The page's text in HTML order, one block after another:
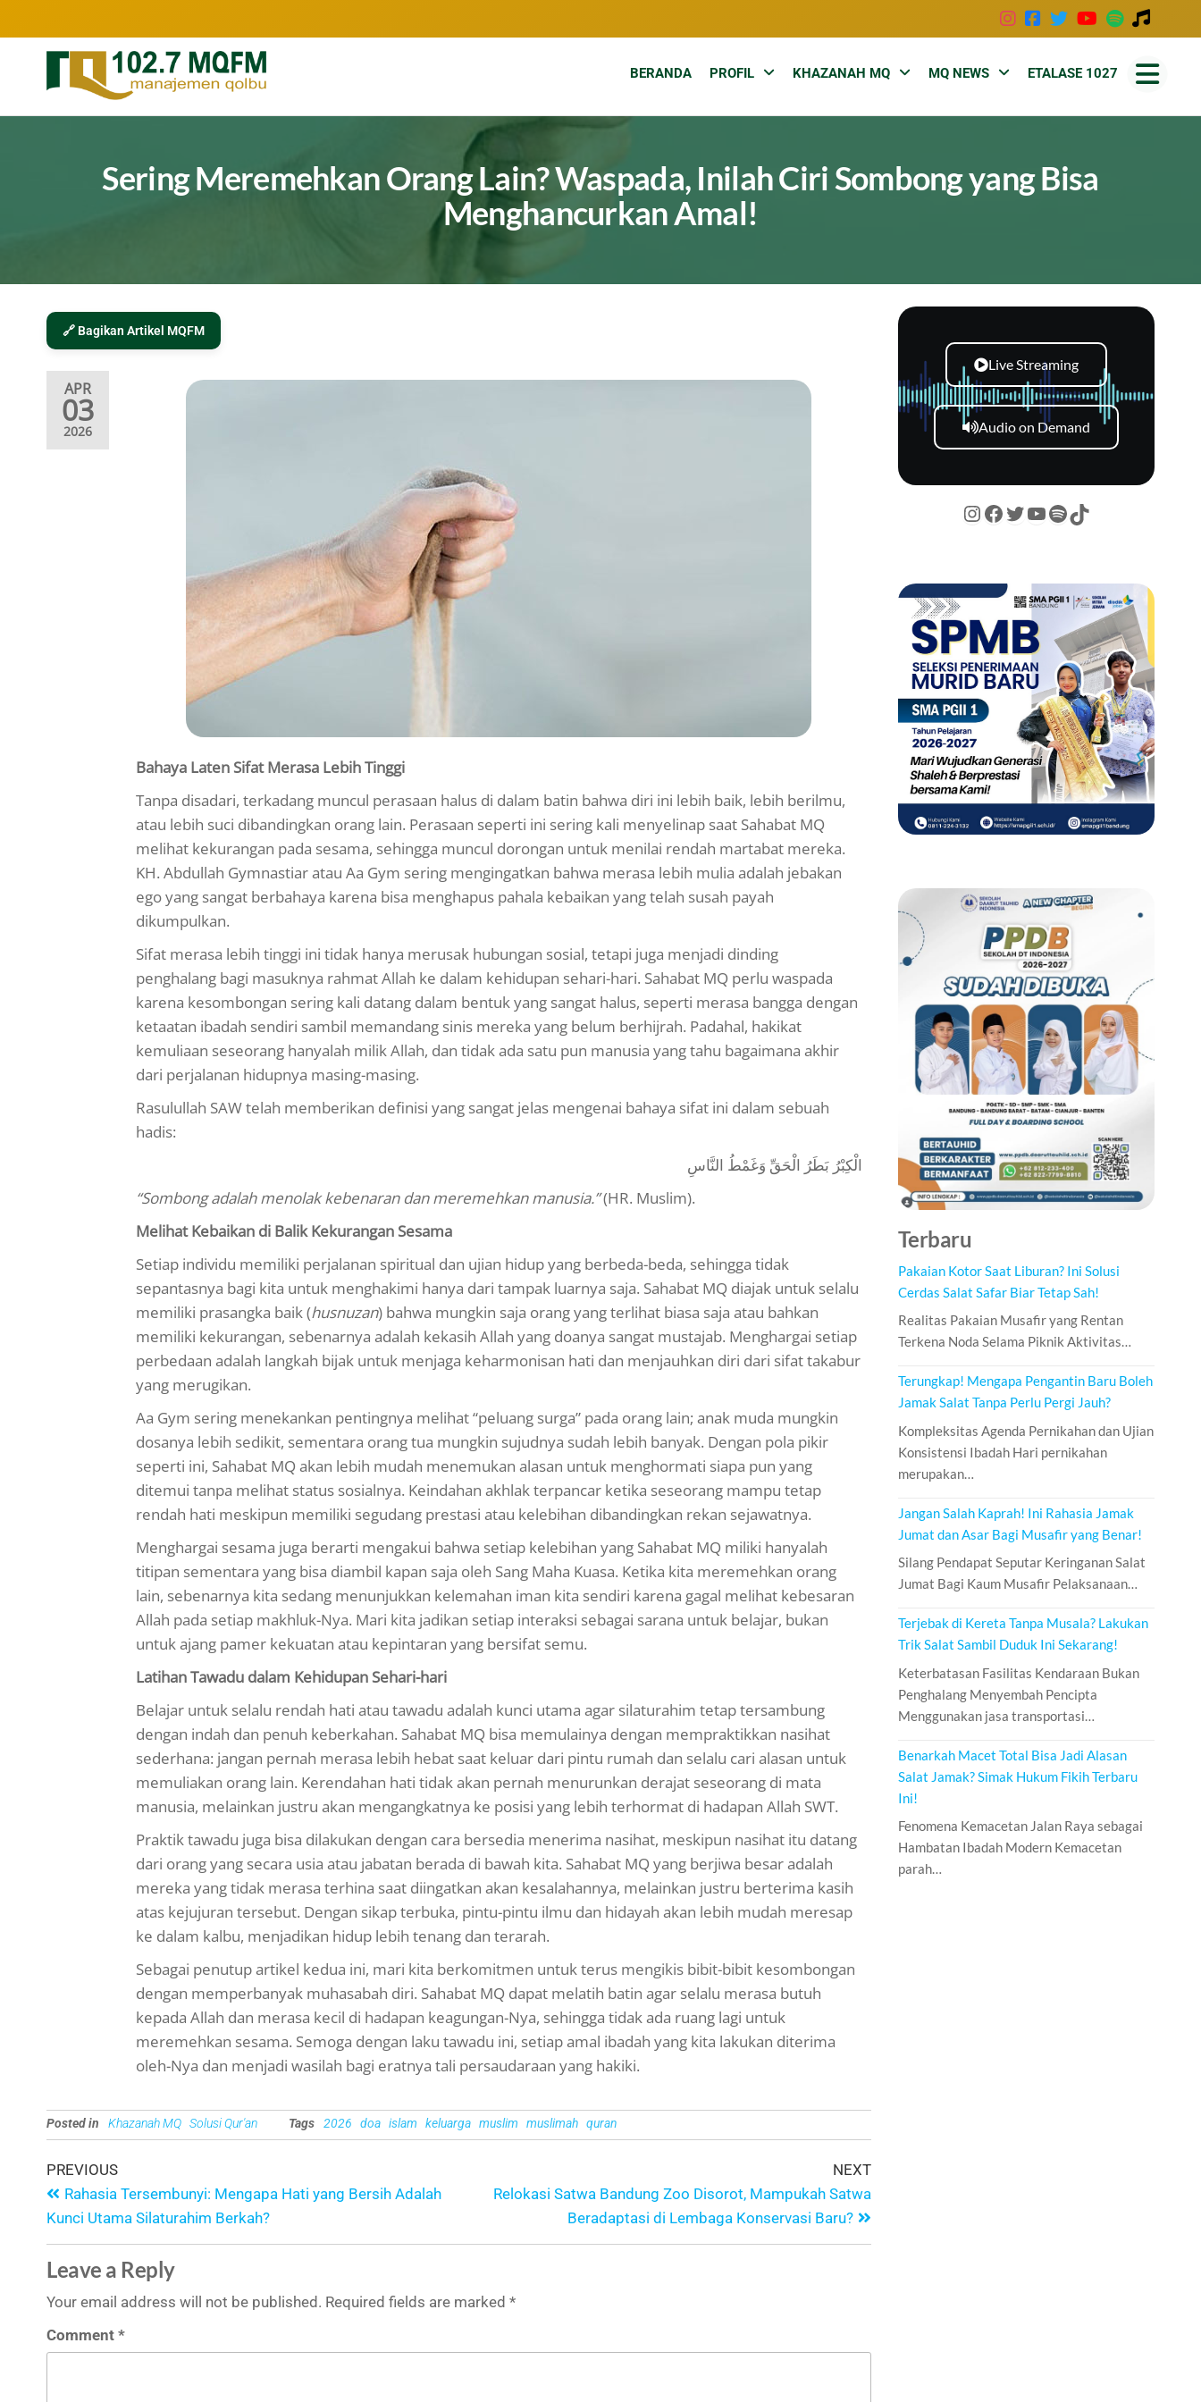
MQFM
–
Inspirasi
Indonesia
BERANDA PROFIL KHAZANAH MQ MQ NEWS ETALASE 1027
Sering Meremehkan Orang Lain? Waspada, Inilah Ciri Sombong yang Bisa
Menghancurkan Amal!
🔗 Bagikan Artikel MQFM
APR
03
2026
Bahaya Laten Sifat Merasa Lebih Tinggi
Tanpa disadari, terkadang muncul perasaan halus di dalam batin bahwa diri ini lebih baik, lebih berilmu,
atau lebih suci dibandingkan orang lain. Perasaan seperti ini sering kali menyelinap saat Sahabat MQ
melihat kekurangan pada sesama, sehingga muncul dorongan untuk menilai rendah martabat mereka.
KH. Abdullah Gymnastiar atau Aa Gym sering mengingatkan bahwa merasa lebih mulia adalah jebakan
ego yang sangat berbahaya karena bisa menghapus pahala kebaikan yang telah susah payah
dikumpulkan.
Sifat merasa lebih tinggi ini tidak hanya merusak hubungan sosial, tetapi juga menjadi dinding
penghalang bagi masuknya rahmat Allah ke dalam kehidupan sehari-hari. Sahabat MQ perlu waspada
karena kesombongan sering kali datang dalam bentuk yang sangat halus, seperti merasa bangga dengan
ketaatan ibadah sendiri sambil memandang sinis mereka yang belum berhijrah. Padahal, hakikat
kemuliaan seseorang hanyalah milik Allah, dan tidak ada satu pun manusia yang tahu bagaimana akhir
dari perjalanan hidupnya masing-masing.
Rasulullah SAW telah memberikan definisi yang sangat jelas mengenai bahaya sifat ini dalam sebuah
hadis:
الْكِبْرُ بَطَرُ الْحَقِّ وَغَمْطُ النَّاسِ
“Sombong adalah menolak kebenaran dan meremehkan manusia.”(HR. Muslim).
Melihat Kebaikan di Balik Kekurangan Sesama
Setiap individu memiliki perjalanan spiritual dan ujian hidup yang berbeda-beda, sehingga tidak
sepantasnya bagi kita untuk menghakimi hanya dari tampak luarnya saja. Sahabat MQ diajak untuk selalu
memiliki prasangka baik (husnuzan) bahwa mungkin saja orang yang terlihat biasa saja atau bahkan
memiliki kekurangan, sebenarnya adalah kekasih Allah yang doanya sangat mustajab. Menghargai setiap
perbedaan adalah langkah bijak untuk menjaga keharmonisan hati dan menjauhkan diri dari sifat takabur
yang merugikan.
Aa Gym sering menekankan pentingnya melihat “peluang surga” pada orang lain; anak muda mungkin
dosanya lebih sedikit, sementara orang tua mungkin sujudnya sudah lebih banyak. Dengan pola pikir
seperti ini, Sahabat MQ akan lebih mudah menemukan alasan untuk menghormati siapa pun yang
ditemui tanpa melihat status sosialnya. Keindahan akhlak terpancar ketika seseorang mampu tetap
rendah hati meskipun memiliki segudang prestasi atau kelebihan dibandingkan rekan sejawatnya.
Menghargai sesama juga berarti mengakui bahwa setiap kelebihan yang Sahabat MQ miliki hanyalah
titipan sementara yang bisa diambil kapan saja oleh Sang Maha Kuasa. Ketika kita meremehkan orang
lain, sebenarnya kita sedang menunjukkan kelemahan iman kita sendiri karena gagal melihat kebesaran
Allah pada setiap makhluk-Nya. Mari kita jadikan setiap interaksi sebagai sarana untuk belajar, bukan
untuk ajang pamer kekuatan atau kepintaran yang bersifat semu.
Latihan Tawadu dalam Kehidupan Sehari-hari
Belajar untuk selalu rendah hati atau tawadu adalah kunci utama agar silaturahim tetap tersambung
dengan indah dan penuh keberkahan. Sahabat MQ bisa memulainya dengan mempraktikkan nasihat
sederhana: jangan pernah merasa lebih hebat saat keluar dari pintu rumah dan selalu cari alasan untuk
memuliakan orang lain. Kerendahan hati tidak akan pernah menurunkan derajat seseorang di mata
manusia, melainkan justru akan mengangkatnya ke posisi yang lebih terhormat di hadapan Allah SWT.
Praktik tawadu juga bisa dilakukan dengan cara bersedia menerima nasihat, meskipun nasihat itu datang
dari orang yang secara usia atau jabatan berada di bawah kita. Sahabat MQ yang berjiwa besar adalah
mereka yang tidak merasa terhina saat diingatkan akan kesalahannya, melainkan justru berterima kasih
atas kejujuran tersebut. Dengan sikap terbuka, pintu-pintu ilmu dan hidayah akan lebih mudah meresap
ke dalam kalbu, menjadikan hidup lebih tenang dan terarah.
Sebagai penutup artikel kedua ini, mari kita berkomitmen untuk terus mengikis bibit-bibit kesombongan
dengan memperbanyak muhasabah diri. Sahabat MQ dapat melatih batin agar selalu merasa butuh
kepada Allah dan merasa kecil di hadapan keagungan-Nya, sehingga tidak ada ruang lagi untuk
meremehkan sesama. Semoga dengan laku tawadu ini, setiap amal ibadah yang kita lakukan diterima
oleh-Nya dan menjadi wasilah bagi eratnya tali persaudaraan yang hakiki.
Posted in Khazanah MQ Solusi Qur'an Tags 2026 doa islam keluarga muslim muslimah quran
PREVIOUS
Rahasia Tersembunyi: Mengapa Hati yang Bersih Adalah
Kunci Utama Silaturahim Berkah?
NEXT
Relokasi Satwa Bandung Zoo Disorot, Mampukah Satwa
Beradaptasi di Lembaga Konservasi Baru?
Leave a Reply
Your email address will not be published. Required fields are marked *
Comment *
Live Streaming
Audio on Demand
Terbaru
Pakaian Kotor Saat Liburan? Ini Solusi
Cerdas Salat Safar Biar Tetap Sah!
Realitas Pakaian Musafir yang Rentan
Terkena Noda Selama Piknik Aktivitas…
Terungkap! Mengapa Pengantin Baru Boleh
Jamak Salat Tanpa Perlu Pergi Jauh?
Kompleksitas Agenda Pernikahan dan Ujian
Konsistensi Ibadah Hari pernikahan
merupakan…
Jangan Salah Kaprah! Ini Rahasia Jamak
Jumat dan Asar Bagi Musafir yang Benar!
Silang Pendapat Seputar Keringanan Salat
Jumat Bagi Kaum Musafir Pelaksanaan…
Terjebak di Kereta Tanpa Musala? Lakukan
Trik Salat Sambil Duduk Ini Sekarang!
Keterbatasan Fasilitas Kendaraan Bukan
Penghalang Menyembah Pencipta
Menggunakan jasa transportasi…
Benarkah Macet Total Bisa Jadi Alasan
Salat Jamak? Simak Hukum Fikih Terbaru
Ini!
Fenomena Kemacetan Jalan Raya sebagai
Hambatan Ibadah Modern Kemacetan
parah…